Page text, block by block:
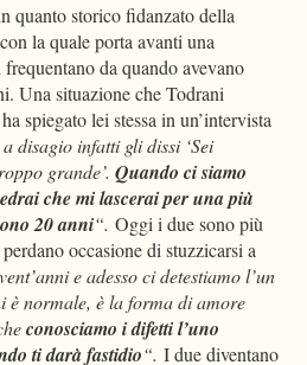
quanto storico fidanzato della
la quale porta avanti una
da quando avevano
Una situazione che Todrani
spiegato lei stessa in un’intervista
disagio infatti gli dissi ‘Sei
grande’. Quando ci siamo
che mi lascerai per una più
20 anni“. Oggi i due sono più
occasione di stuzzicarsi a
e adesso ci detestiamo l’un
è normale, è la forma di amore
conosciamo i difetti l’uno
ti darà fastidio“. I due diventano